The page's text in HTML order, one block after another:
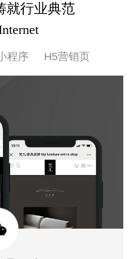
就行业典范
程序 H5营销页